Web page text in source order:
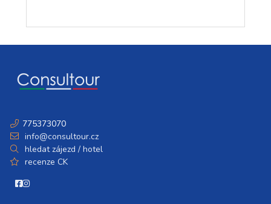
775373070
info@consultour.cz
hledat zájezd / hotel
recenze CK